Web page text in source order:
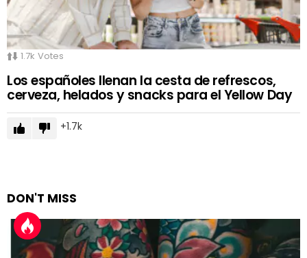
1.7k Votes
Los españoles llenan la cesta de refrescos,
cerveza, helados y snacks para el Yellow Day
1.7k
DON'T MISS